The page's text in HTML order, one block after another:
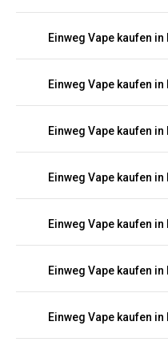
Einweg Vape kaufen
Einweg Vape kaufen
Einweg Vape kaufen
Einweg Vape kaufen
Einweg Vape kaufen
Einweg Vape kaufen
Einweg Vape kaufen in